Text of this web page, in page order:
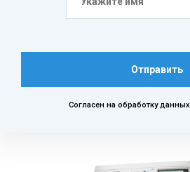
Отправить
Согласен на обработку данных.